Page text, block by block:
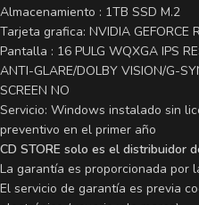
Almacenamiento : 1TB SSD M.2
Tarjeta grafica: NVIDIA GEFORCE
Pantalla : 16 PULG WQXGA IPS
ANTI-GLARE/DOLBY VISION/G-
SCREEN NO
Servicio: Windows instalado sin
preventivo en el primer año
CD STORE solo es el distribuidor
La garantía es proporcionada por
El servicio de garantía es previa